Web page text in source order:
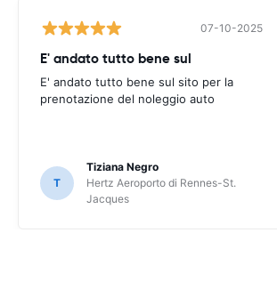
07-10-2025
E' andato tutto bene sul
E' andato tutto bene sul sito per la
prenotazione del noleggio auto
T
Tiziana Negro
Hertz Aeroporto di Rennes-St.
Jacques